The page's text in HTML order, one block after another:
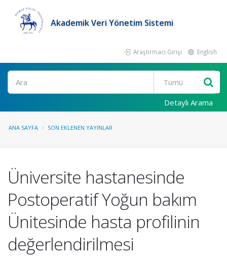
Akademik Veri Yönetim Sistemi
Araştırmacı Girişi English
Ara
Detaylı Arama
ANA SAYFA SON EKLENEN YAYINLAR
Üniversite hastanesinde
Postoperatif Yoğun bakım
Ünitesinde hasta profilinin
değerlendirilmesi